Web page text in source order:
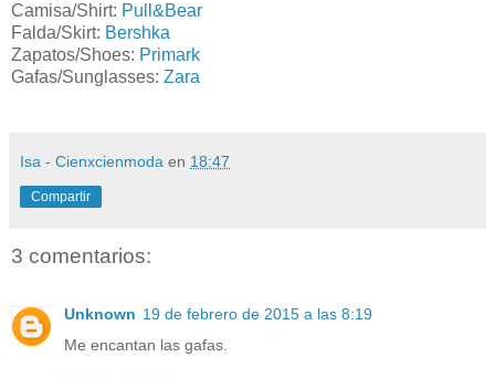
Camisa/Shirt: Pull&Bear
Falda/Skirt: Bershka
Zapatos/Shoes: Primark
Gafas/Sunglasses: Zara
Isa - Cienxcienmoda en 18:47
Compartir
3 comentarios:
Unknown 19 de febrero de 2015 a las 8:19
Me encantan las gafas.